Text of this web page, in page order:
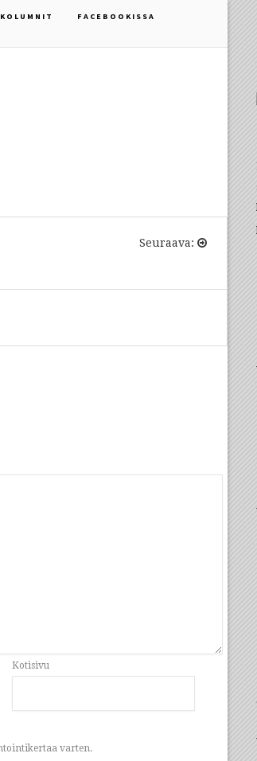
FACEBOOKISSA
Seuraava:
Kotisivu
varten.